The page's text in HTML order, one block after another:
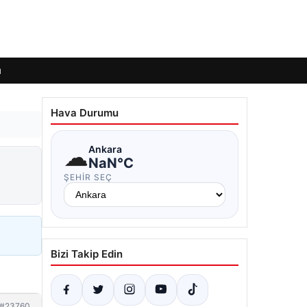
Hava Durumu
☁Ankara
NaN°C
ŞEHIR SEÇ
Bizi Takip Edin